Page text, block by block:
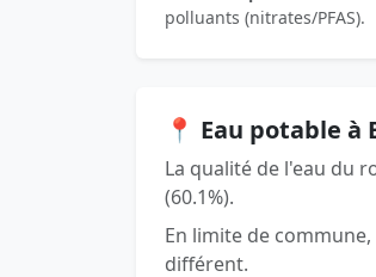
polluants (nitrates/PFAS).
📍 Eau potable à
La qualité de l'eau du
(60.1%).
En limite de
différent.